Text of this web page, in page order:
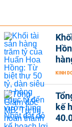
KINH
kế